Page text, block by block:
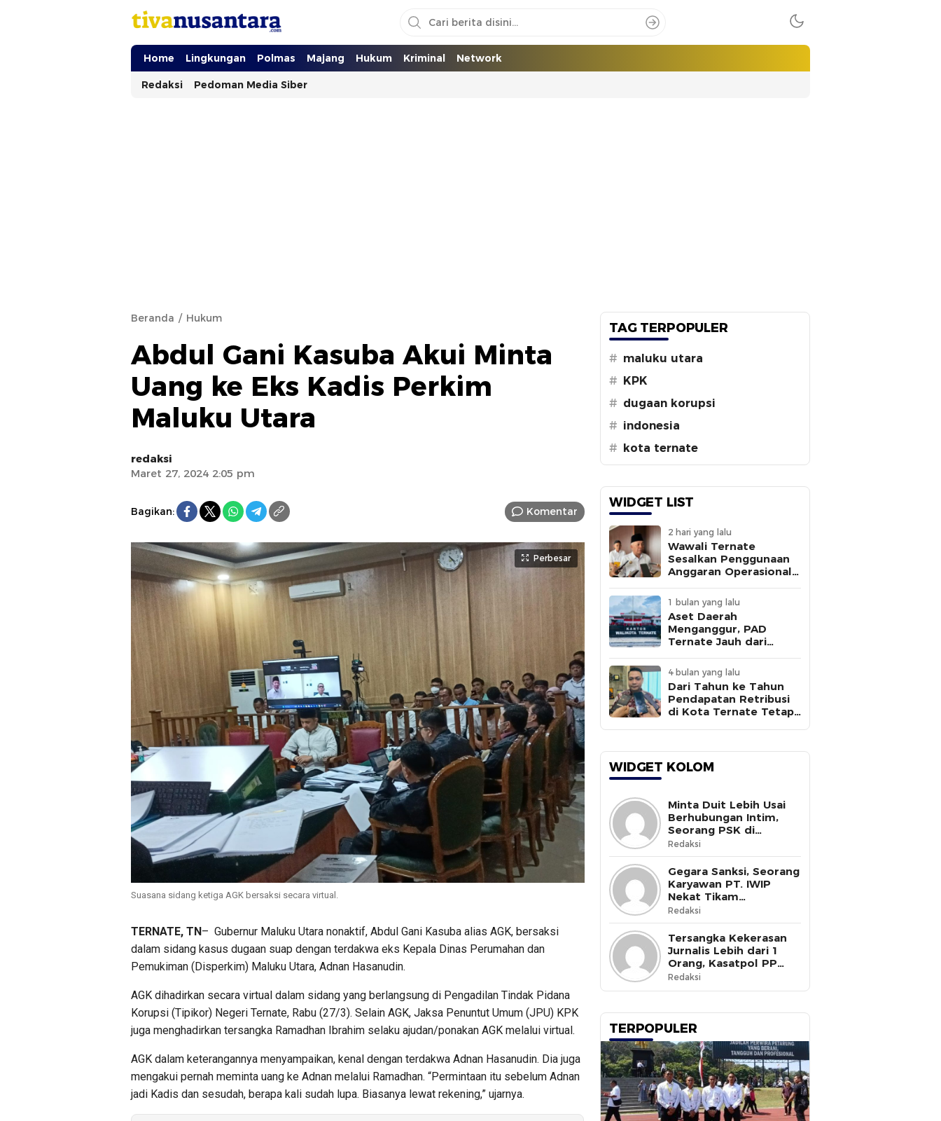
tivanusantara.com
Berita Nusantara
Home Lingkungan Polmas Majang Hukum Kriminal Network
Redaksi Pedoman Media Siber
Beranda Hukum
Abdul Gani Kasuba Akui Minta
Uang ke Eks Kadis Perkim
Maluku Utara
redaksi
Maret 27, 2024 2:05 pm
Bagikan: Komentar
Perbesar
Suasana sidang ketiga AGK bersaksi secara virtual.
TERNATE, TN– Gubernur Maluku Utara nonaktif, Abdul Gani Kasuba alias AGK, bersaksi
dalam sidang kasus dugaan suap dengan terdakwa eks Kepala Dinas Perumahan dan
Pemukiman (Disperkim) Maluku Utara, Adnan Hasanudin.
AGK dihadirkan secara virtual dalam sidang yang berlangsung di Pengadilan Tindak Pidana
Korupsi (Tipikor) Negeri Ternate, Rabu (27/3). Selain AGK, Jaksa Penuntut Umum (JPU) KPK
juga menghadirkan tersangka Ramadhan Ibrahim selaku ajudan/ponakan AGK melalui virtual.
AGK dalam keterangannya menyampaikan, kenal dengan terdakwa Adnan Hasanudin. Dia juga
mengakui pernah meminta uang ke Adnan melalui Ramadhan. “Permintaan itu sebelum Adnan
jadi Kadis dan sesudah, berapa kali sudah lupa. Biasanya lewat rekening,” ujarnya.
TAG TERPOPULER
# maluku utara
# KPK
# dugaan korupsi
# indonesia
# kota ternate
WIDGET LIST
2 hari yang lalu
Wawali Ternate
Sesalkan Penggunaan
Anggaran Operasional
Sepengetahuannya
1 bulan yang lalu
Aset Daerah
Menganggur, PAD
Ternate Jauh dari
4 bulan yang lalu
Dari Tahun ke Tahun
Pendapatan Retribusi
di Kota Ternate Tetap
WIDGET KOLOM
Minta Duit Lebih Usai
Berhubungan Intim,
Seorang PSK di
Halmahera Selatan
Tewas Ditusuk
Redaksi
Gegara Sanksi, Seorang
Karyawan PT. IWIP
Nekat Tikam
Pimpinannya
Redaksi
Tersangka Kekerasan
Jurnalis Lebih dari 1
Orang, Kasatpol PP
Ternate Masih Mangkir
Redaksi
TERPOPULER